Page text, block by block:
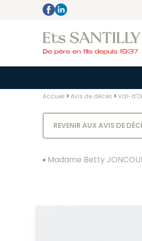
Accueil > Avis de décès > Val-
REVENIR AUX AVIS DE
« Madame Betty